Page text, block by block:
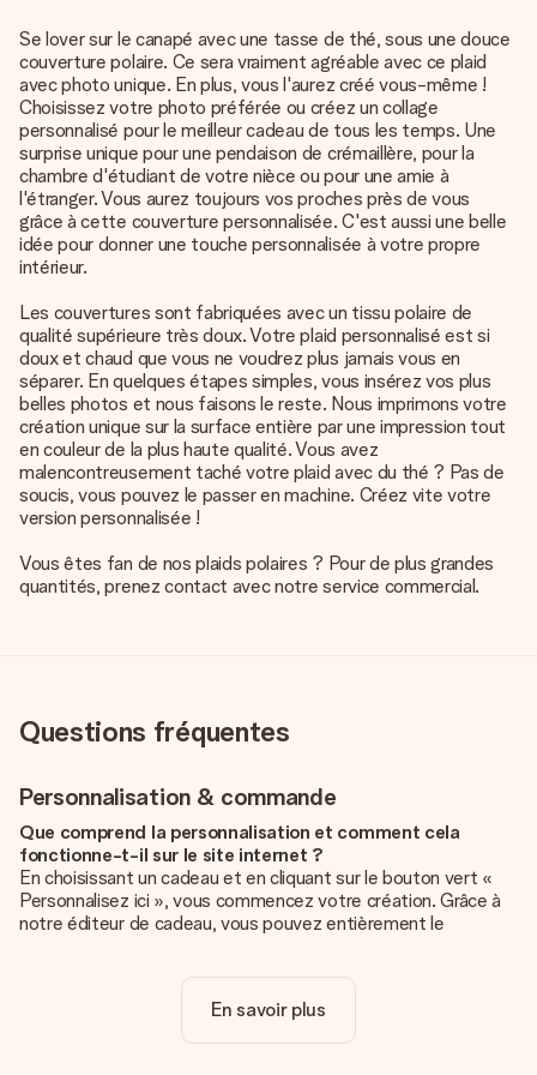
Se lover sur le canapé avec une tasse de thé, sous une douce
couverture polaire. Ce sera vraiment agréable avec ce plaid
avec photo unique. En plus, vous l'aurez créé vous-même !
Choisissez votre photo préférée ou créez un collage
personnalisé pour le meilleur cadeau de tous les temps. Une
surprise unique pour une pendaison de crémaillère, pour la
chambre d'étudiant de votre nièce ou pour une amie à
l'étranger. Vous aurez toujours vos proches près de vous
grâce à cette couverture personnalisée. C'est aussi une belle
idée pour donner une touche personnalisée à votre propre
intérieur.
Les couvertures sont fabriquées avec un tissu polaire de
qualité supérieure très doux. Votre plaid personnalisé est si
doux et chaud que vous ne voudrez plus jamais vous en
séparer. En quelques étapes simples, vous insérez vos plus
belles photos et nous faisons le reste. Nous imprimons votre
création unique sur la surface entière par une impression tout
en couleur de la plus haute qualité. Vous avez
malencontreusement taché votre plaid avec du thé ? Pas de
soucis, vous pouvez le passer en machine. Créez vite votre
version personnalisée !
Vous êtes fan de nos plaids polaires ? Pour de plus grandes
quantités, prenez contact avec notre service commercial.
Questions fréquentes
Personnalisation & commande
Que comprend la personnalisation et comment cela
fonctionne-t-il sur le site internet ?
En choisissant un cadeau et en cliquant sur le bouton vert «
Personnalisez ici », vous commencez votre création. Grâce à
notre éditeur de cadeau, vous pouvez entièrement le
unique pour ajouter une touche finale à votre cadeau.
La personnalisation est-elle comprise dans le prix ?
En savoir plus